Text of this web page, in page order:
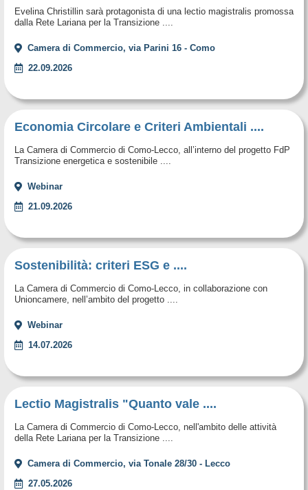
Evelina Christillin sarà protagonista di una lectio magistralis promossa
dalla Rete Lariana per la Transizione ....
Camera di Commercio, via Parini 16 - Como
22.09.2026
Economia Circolare e Criteri Ambientali ....
La Camera di Commercio di Como-Lecco, all’interno del progetto FdP
Transizione energetica e sostenibile ....
Webinar
21.09.2026
Sostenibilità: criteri ESG e ....
La Camera di Commercio di Como-Lecco, in collaborazione con
Unioncamere, nell’ambito del progetto ....
Webinar
14.07.2026
Lectio Magistralis "Quanto vale ....
La Camera di Commercio di Como-Lecco, nell'ambito delle attività
della Rete Lariana per la Transizione ....
Camera di Commercio, via Tonale 28/30 - Lecco
27.05.2026